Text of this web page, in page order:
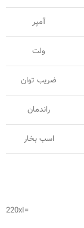
آمپر
ولت
ضریب توان
راندمان
اسب بخار
در حالت تکفاز: 220xI=